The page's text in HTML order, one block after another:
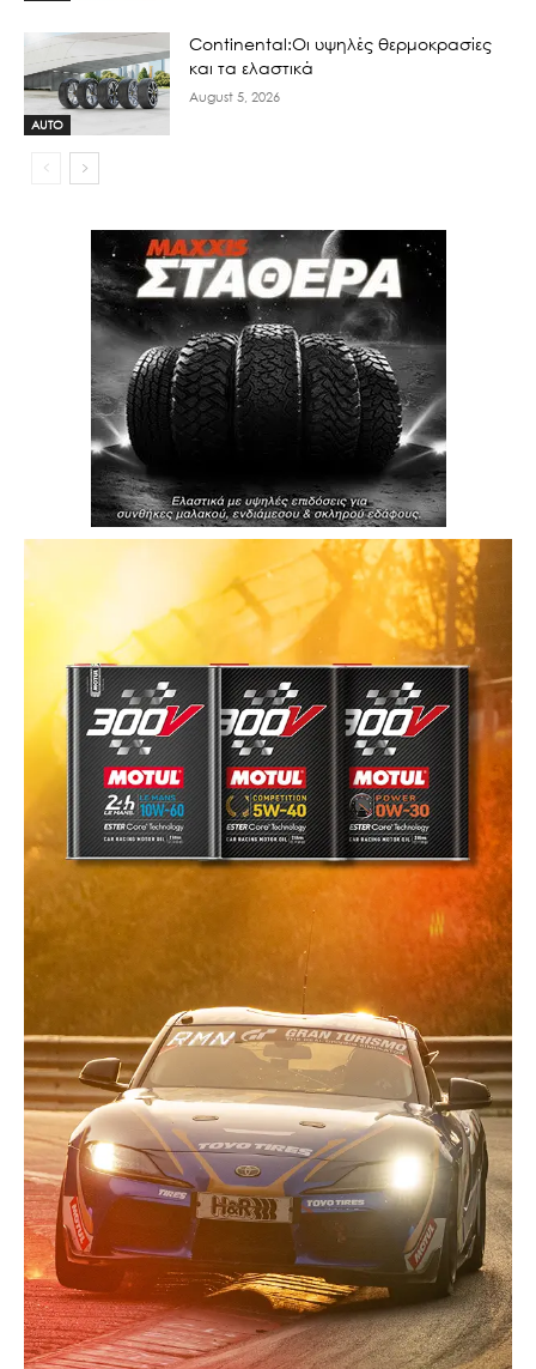
AUTO
Continental:Οι υψηλές θερμοκρασίες
και τα ελαστικά
August 5, 2026